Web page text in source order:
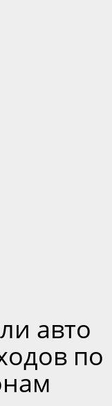
авто
по